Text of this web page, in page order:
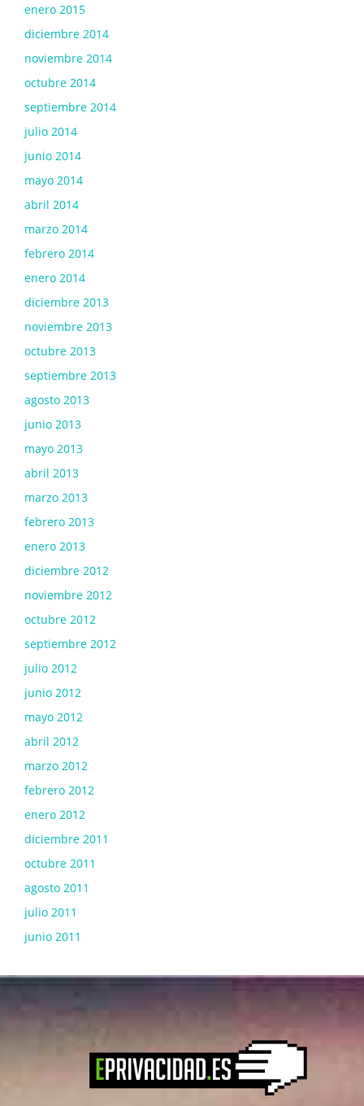
enero 2015
diciembre 2014
noviembre 2014
octubre 2014
septiembre 2014
julio 2014
junio 2014
mayo 2014
abril 2014
marzo 2014
febrero 2014
enero 2014
diciembre 2013
noviembre 2013
octubre 2013
septiembre 2013
agosto 2013
junio 2013
mayo 2013
abril 2013
marzo 2013
febrero 2013
enero 2013
diciembre 2012
noviembre 2012
octubre 2012
septiembre 2012
julio 2012
junio 2012
mayo 2012
abril 2012
marzo 2012
febrero 2012
enero 2012
diciembre 2011
octubre 2011
agosto 2011
julio 2011
junio 2011